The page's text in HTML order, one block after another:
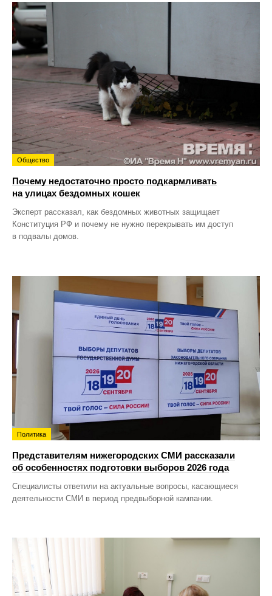
Общество
Почему недостаточно просто подкармливать
на улицах бездомных кошек
Эксперт рассказал, как бездомных животных защищает
Конституция РФ и почему не нужно перекрывать им доступ
в подвалы домов.
Политика
Представителям нижегородских СМИ рассказали
об особенностях подготовки выборов 2026 года
Специалисты ответили на актуальные вопросы, касающиеся
деятельности СМИ в период предвыборной кампании.